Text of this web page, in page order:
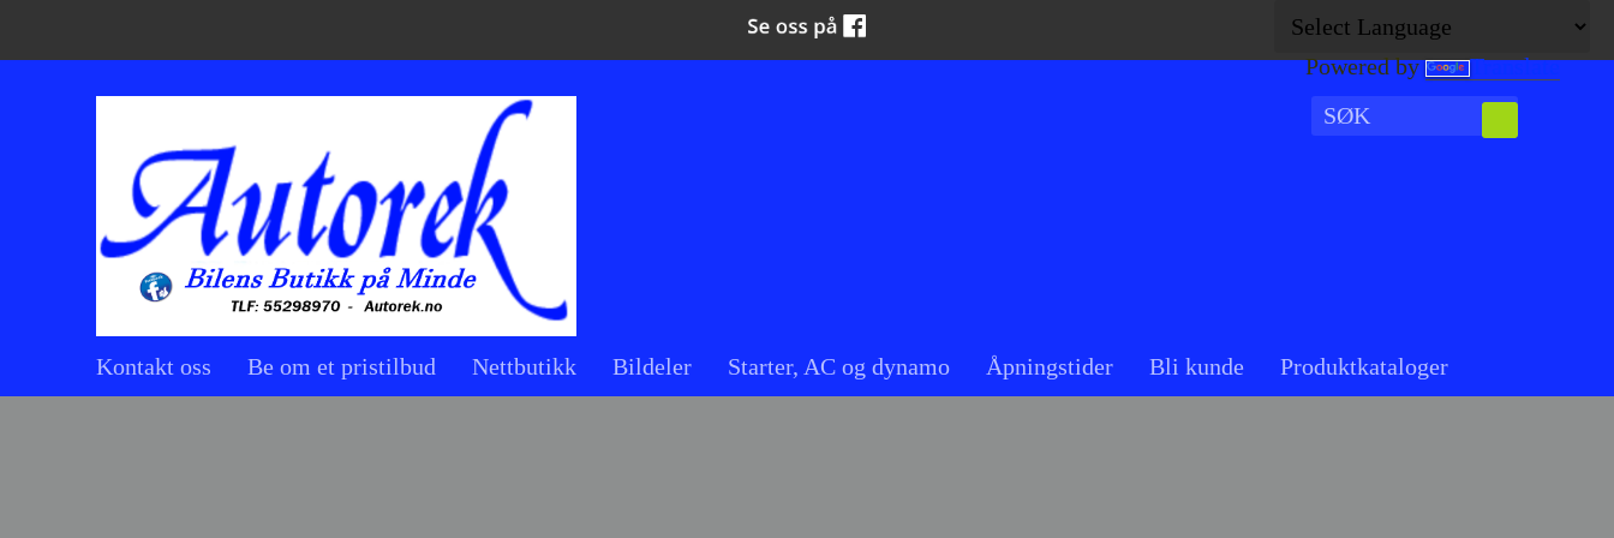
Kontakt oss Be om et pristilbud Nettbutikk Bildeler Starter, AC og dynamo Åpningstider Bli kunde Produktkataloger
Powered by Translate